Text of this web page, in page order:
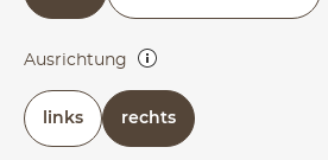
Ausrichtung
links oder rechts (bezieht sich auf die
links rechts